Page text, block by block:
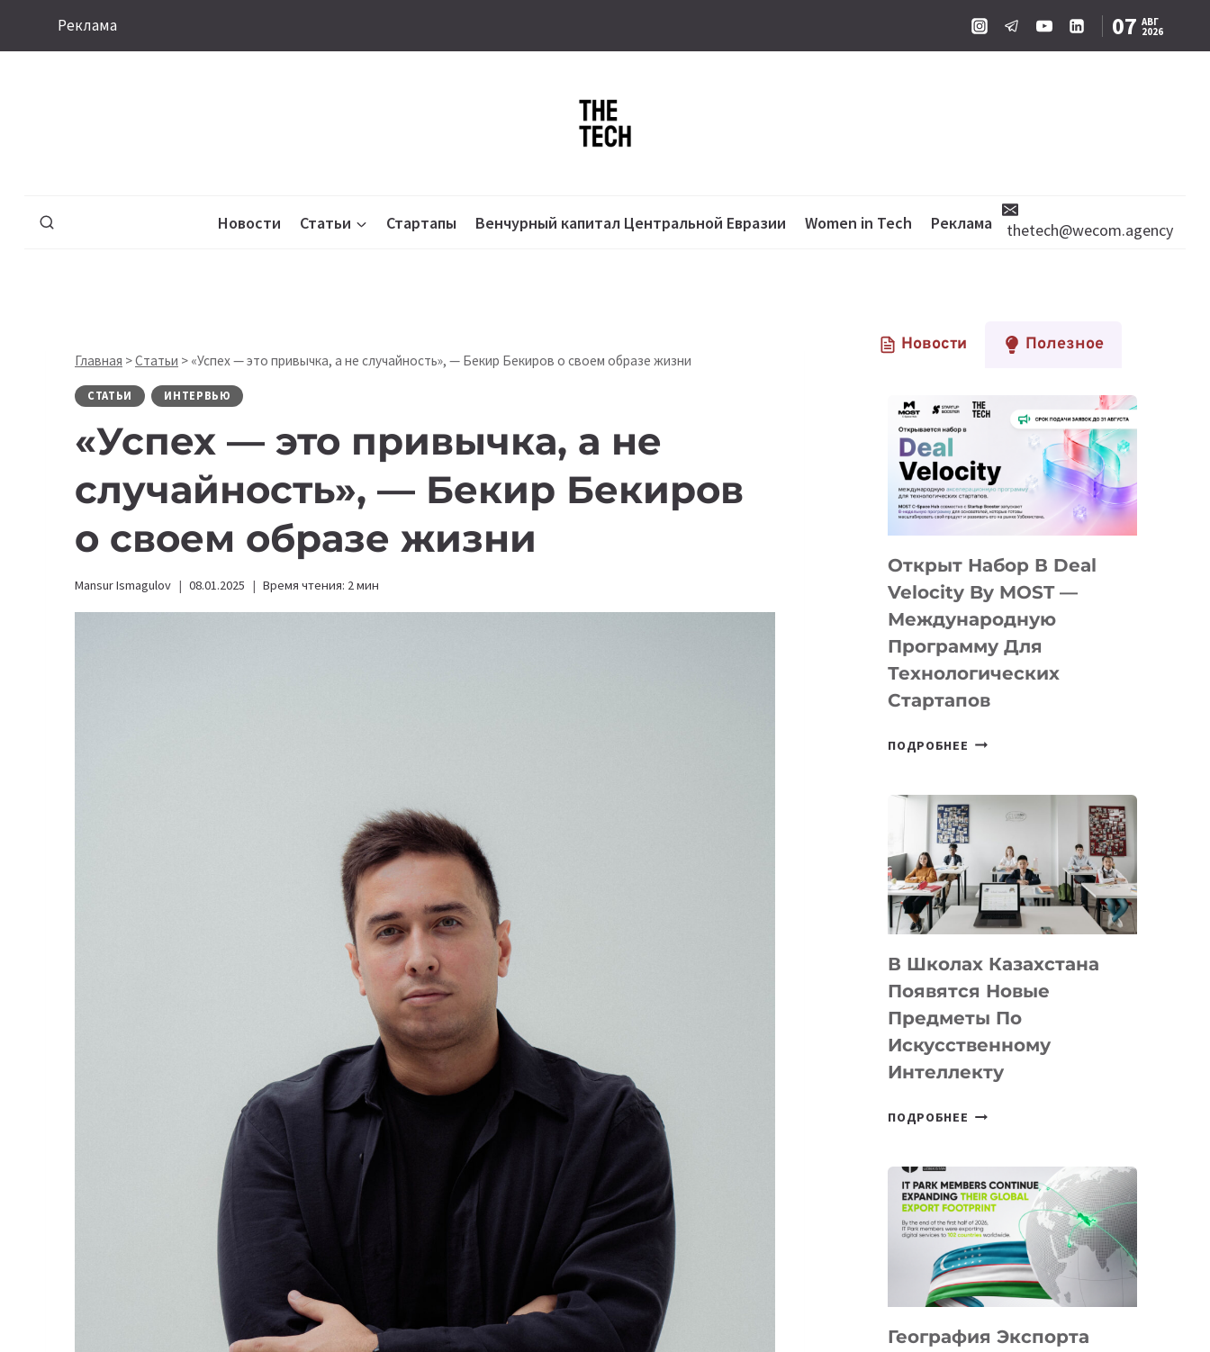
Реклама 07 АВГ
2026
Новости Статьи Стартапы Венчурный капитал Центральной Евразии Women in Tech Реклама thetech@wecom.agency
Главная >Статьи > «Успех — это привычка, а не случайность», — Бекир Бекиров о своем образе жизни
СТАТЬИ ИНТЕРВЬЮ
«Успех — это привычка, а не
случайность», — Бекир Бекиров
о своем образе жизни
Mansur Ismagulov 08.01.2025 Время чтения: 2мин
Новости Полезное
Открыт Набор В Deal
Velocity By MOST —
Международную
Программу Для
Технологических
Стартапов
ПОДРОБНЕЕ ОТКРЫТ
DEAL
VELOCITY
MOST
—
МЕЖДУНАРОДНУЮ
ДЛЯ
ТЕХНОЛОГИЧЕСКИХ
СТАРТАПОВ
В Школах Казахстана
Появятся Новые
Предметы По
Искусственному
Интеллекту
ПОДРОБНЕЕ
ПОЯВЯТСЯ
НОВЫЕ
ПРЕДМЕТЫ
ПО
ИСКУССТВЕННОМУ
ИНТЕЛЛЕКТУ
География Экспорта